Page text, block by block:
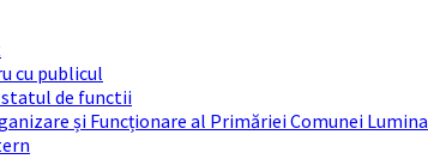
cu publicul
de functii
și Funcționare al Primăriei Comunei Lumina